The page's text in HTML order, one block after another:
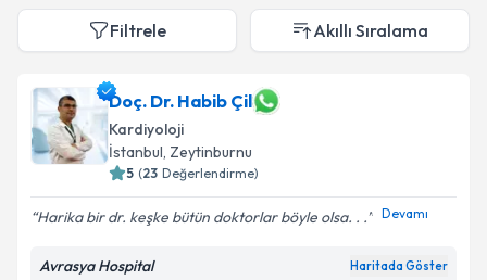
Filtrele Akıllı Sıralama
Doç. Dr. Habib Çil
Kardiyoloji
İstanbul, Zeytinburnu
5 (23 Değerlendirme)
Harika bir dr. keşke bütün doktorlar böyle olsa. . . Devamı
Avrasya Hospital Haritada Göster